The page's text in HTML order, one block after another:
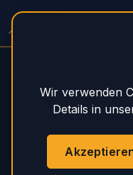
Wir verwenden
Details in